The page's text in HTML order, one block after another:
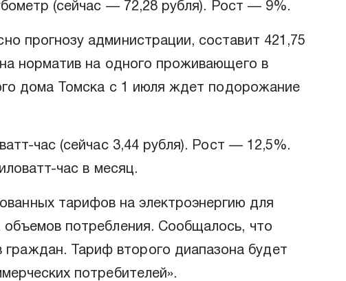
(сейчас — 72,28 рубля). Рост — 9%.
прогнозу администрации, составит 421,75
норматив на одного проживающего в
дома Томска с 1 июля ждет подорожание
час (сейчас 3,44 рубля). Рост — 12,5%.
час в месяц.
тарифов на электроэнергию для
объемов потребления. Сообщалось, что
Тариф второго диапазона будет
потребителей».